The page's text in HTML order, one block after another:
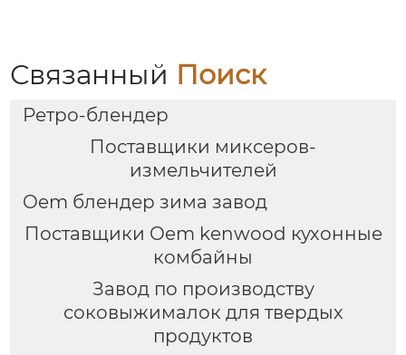
Связанный Поиск
Ретро-блендер
Поставщики миксеров-
измельчителей
Oem блендер зима завод
Поставщики Oem kenwood кухонные
комбайны
Завод по производству
соковыжималок для твердых
продуктов